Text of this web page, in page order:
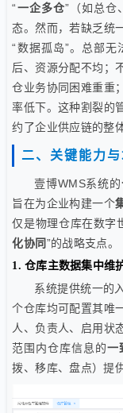
“一企多仓”（如总仓
态。然而，若缺乏统
“数据孤岛”。总部
后、资源分配不均；
仓业务协同困难重重
率低下。这种割裂的
约了企业供应链的整
二、关键能力
壹博WMS系统的
旨在为企业构建一个
仅是物理仓库在数字
化协同”的战略支点。
1. 仓库主数据集中维
系统提供统一的
个仓库均可配置其唯
人、负责人、启用状
范围内仓库信息的一
拨、移库、盘点）提